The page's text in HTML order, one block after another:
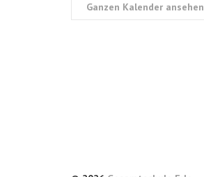
Ganzen Kalender ansehen